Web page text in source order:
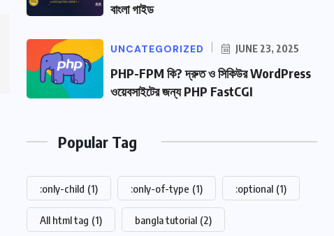
বাংলা গাইড
UNCATEGORIZED JUNE 23, 2025
PHP-FPM কি? দ্রুত ও সিকিউর WordPress
ওয়েবসাইটের জন্য PHP FastCGI
Popular Tag
:only-child (1) :only-of-type (1) :optional (1)
All html tag (1) bangla tutorial (2)